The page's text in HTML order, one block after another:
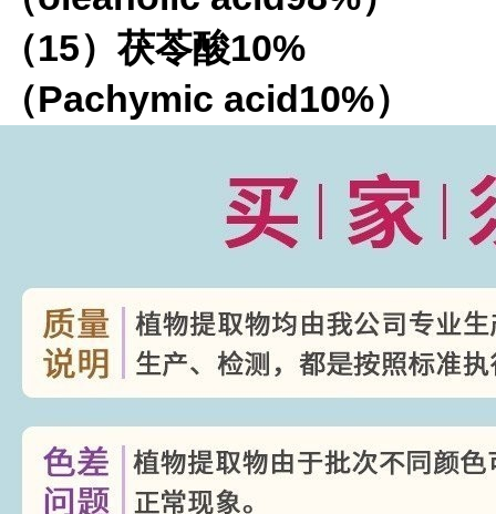
（15）茯苓酸10%
（Pachymic acid10%）